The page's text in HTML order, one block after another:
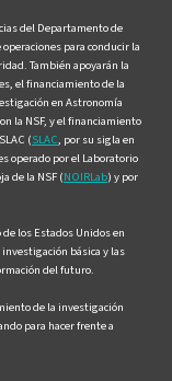
del Departamento de
para conducir la
También apoyarán la
el financiamiento de la
en Astronomía
la NSF, y el financiamiento
(SLAC, por su sigla en
operado por el Laboratorio
de la NSF (NOIRLab) y por
los Estados Unidos en
investigación básica y las
del futuro.
de la investigación
para hacer frente a